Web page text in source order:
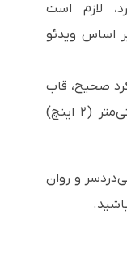
لازم است
اساس ویدئو
صحیح، قاب
یا حاشیه پرده باید حداقل ۵ سانتی‌متر (۲ اینچ)
و روان